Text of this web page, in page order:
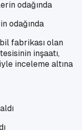
odağında
fabrikası olan
inşaatı,
inceleme altına